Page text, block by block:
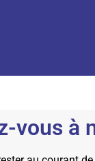
vous à